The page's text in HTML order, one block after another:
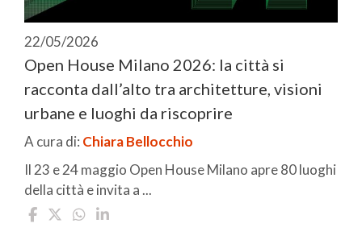
22/05/2026
Open House Milano 2026: la città si
racconta dall’alto tra architetture, visioni
urbane e luoghi da riscoprire
A cura di: Chiara Bellocchio
Il 23 e 24 maggio Open House Milano apre 80 luoghi
della città e invita a ...